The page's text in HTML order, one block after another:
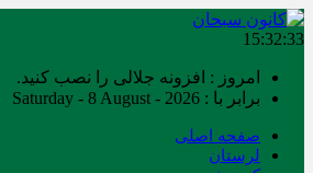
15:32:33
امروز : افزونه جلالی را نصب کنید.
برابر با : Saturday - 8 August - 2026
صفحه اصلی
لرستان